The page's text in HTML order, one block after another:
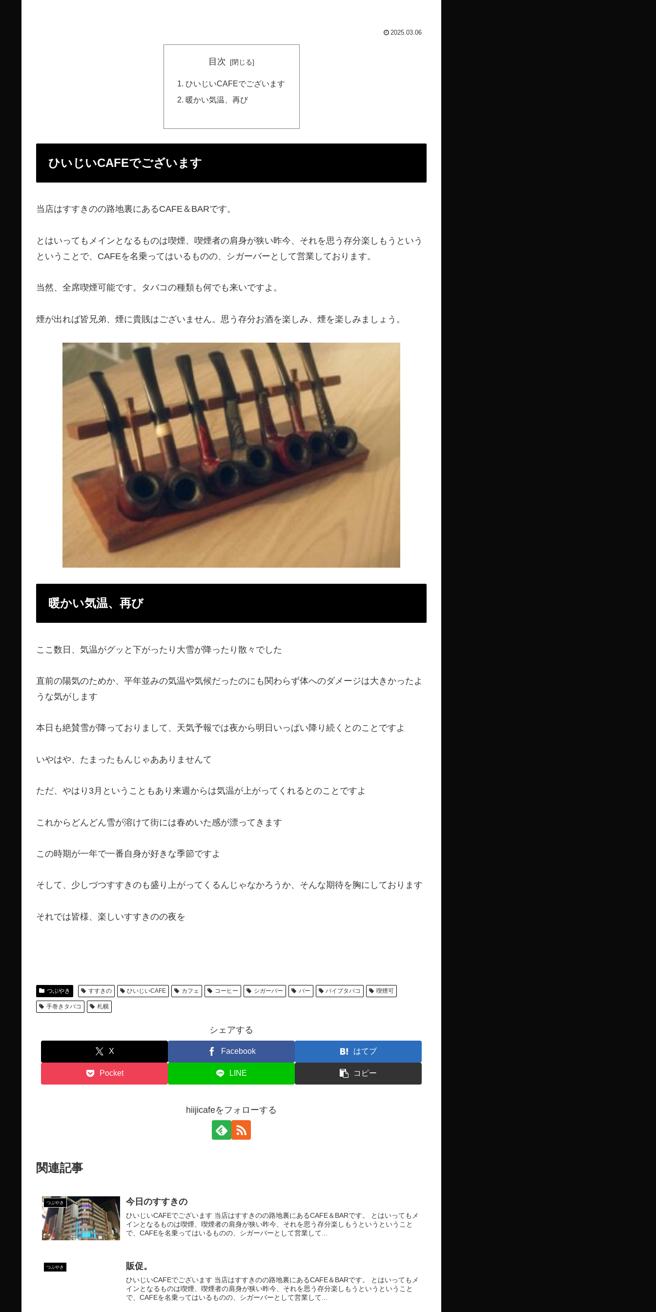
2025.03.06
目次
ひいじいCAFEでございます
暖かい気温、再び
ひいじいCAFEでございます
当店はすすきのの路地裏にあるCAFE＆BARです。
とはいってもメインとなるものは喫煙、喫煙者の肩身が狭い昨今、それを思う存分楽しもうという
ということで、CAFEを名乗ってはいるものの、シガーバーとして営業しております。
当然、全席喫煙可能です。タバコの種類も何でも来いですよ。
煙が出れば皆兄弟、煙に貴賎はございません。思う存分お酒を楽しみ、煙を楽しみましょう。
暖かい気温、再び
ここ数日、気温がグッと下がったり大雪が降ったり散々でした
直前の陽気のためか、平年並みの気温や気候だったのにも関わらず体へのダメージは大きかったよ
うな気がします
本日も絶賛雪が降っておりまして、天気予報では夜から明日いっぱい降り続くとのことですよ
いやはや、たまったもんじゃあありませんて
ただ、やはり3月ということもあり来週からは気温が上がってくれるとのことですよ
これからどんどん雪が溶けて街には春めいた感が漂ってきます
この時期が一年で一番自身が好きな季節ですよ
そして、少しづつすすきのも盛り上がってくるんじゃなかろうか、そんな期待を胸にしております
それでは皆様、楽しいすすきのの夜を
つぶやき すすきの ひいじいCAFE カフェ コーヒー シガーバー バー パイプタバコ 喫煙可
手巻きタバコ 札幌
シェアする
X Facebook はてブ
Pocket LINE コピー
hiijicafeをフォローする
関連記事
つぶやき 今日のすすきの
ひいじいCAFEでございます 当店はすすきのの路地裏にあるCAFE＆BARです。 とはいってもメ
インとなるものは喫煙、喫煙者の肩身が狭い昨今、それを思う存分楽しもうというということ
で、CAFEを名乗ってはいるものの、シガーバーとして営業して...
つぶやき 販促。
ひいじいCAFEでございます 当店はすすきのの路地裏にあるCAFE＆BARです。 とはいってもメ
インとなるものは喫煙、喫煙者の肩身が狭い昨今、それを思う存分楽しもうというということ
で、CAFEを名乗ってはいるものの、シガーバーとして営業して...